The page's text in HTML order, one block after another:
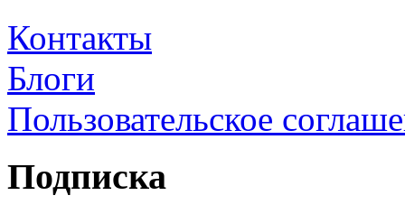
Контакты
Блоги
Пользовательское
Подписка